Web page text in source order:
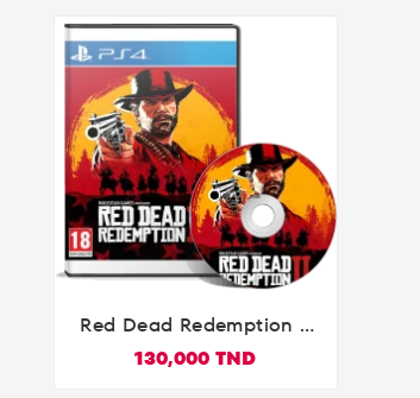

Red Dead Redemption 2
PlayStation 4
130,000 TND